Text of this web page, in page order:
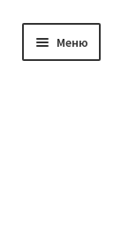
Меню